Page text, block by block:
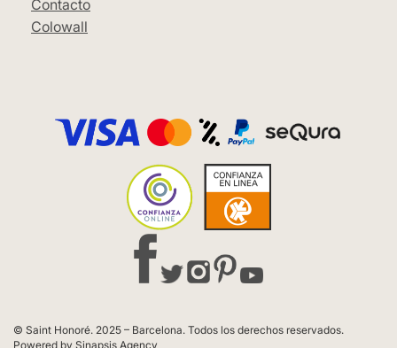
© Saint Honoré. 2025 – Barcelona. Todos los derechos reservados.
Powered by Sinapsis Agency
Contacto
Colowall